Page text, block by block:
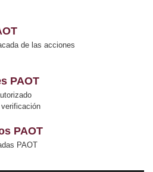
de las acciones
PAOT
PAOT
PAOT